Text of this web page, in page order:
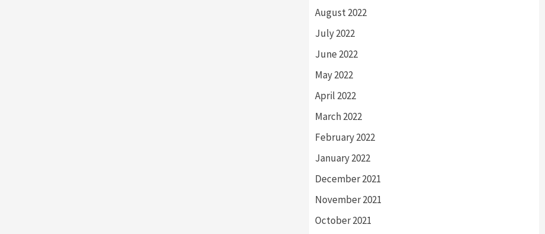
August 2022
July 2022
June 2022
May 2022
April 2022
March 2022
February 2022
January 2022
December 2021
November 2021
October 2021